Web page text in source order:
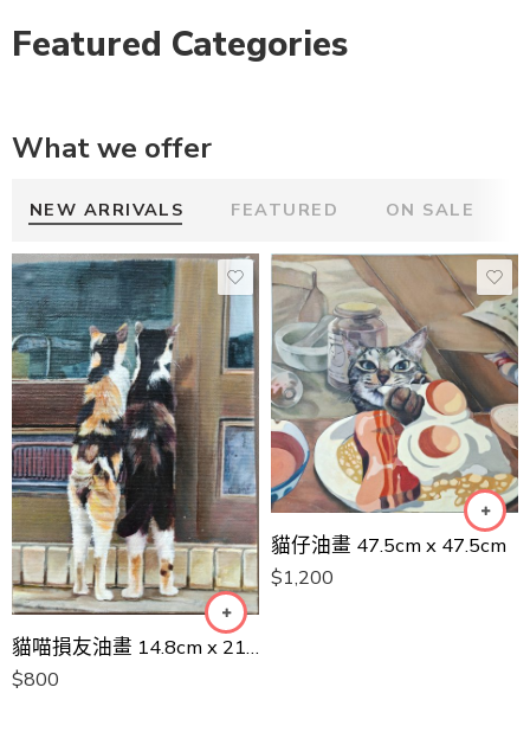
Featured Categories
What we offer
NEW ARRIVALS FEATURED ON SALE
貓喵損友油畫 14.8cm x 21cm
$800
貓仔油畫 47.5cm x 47.5cm
$1,200